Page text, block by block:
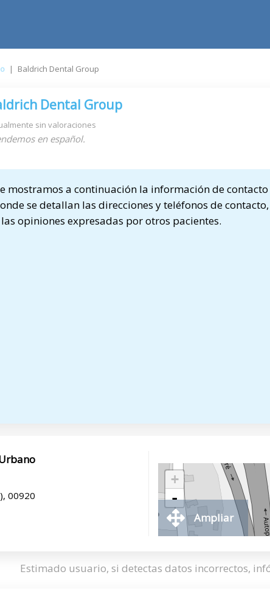
| Baldrich Dental Group
Dental Group
sin valoraciones
en español.
mostramos a continuación la información de
se detallan las direcciones y teléfonos de
opiniones expresadas por otros pacientes.
00920
+
-
Ampliar
Estimado usuario, si detectas datos incorrectos,